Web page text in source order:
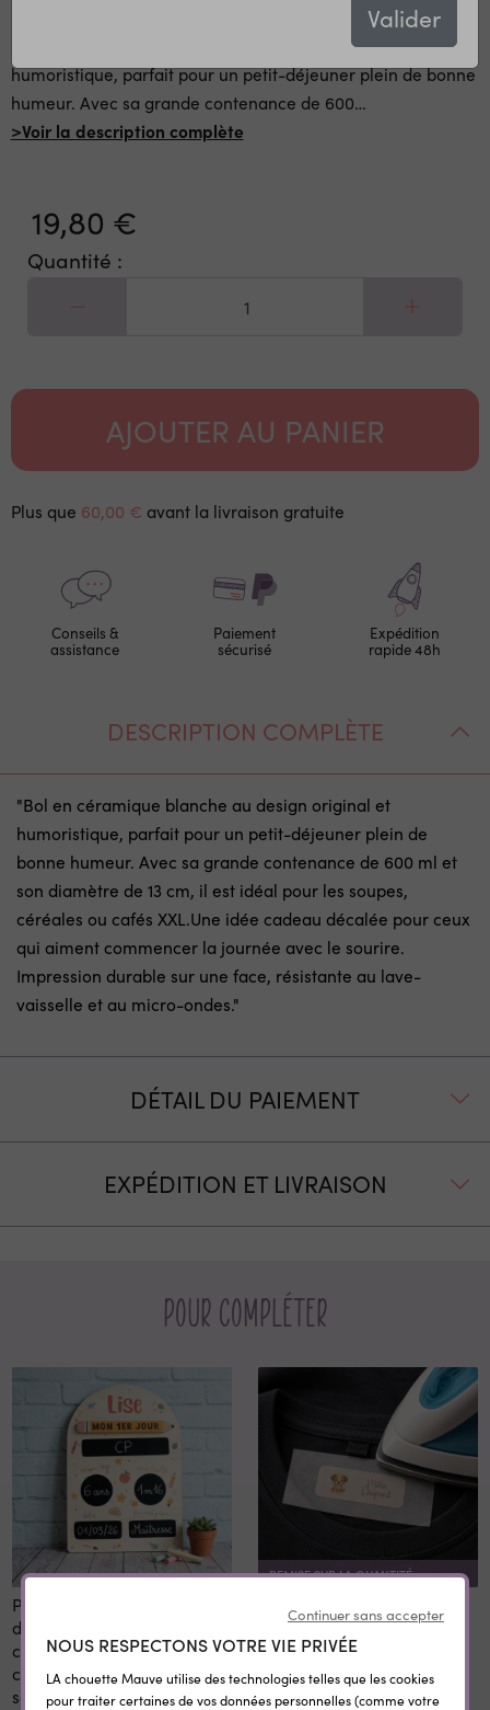
Valider
""Bol en céramique blanche au design original et
humoristique, parfait pour un petit-déjeuner plein de bonne
humeur. Avec sa grande contenance de 600…
>Voir la description complète
19,80 €
Quantité :
AJOUTER AU PANIER
Plus que 60,00 € avant la livraison gratuite
Conseils &
assistance
Paiement
sécurisé
Expédition
rapide 48h
DESCRIPTION COMPLÈTE
"Bol en céramique blanche au design original et
humoristique, parfait pour un petit-déjeuner plein de
bonne humeur. Avec sa grande contenance de 600 ml et
son diamètre de 13 cm, il est idéal pour les soupes,
céréales ou cafés XXL.Une idée cadeau décalée pour ceux
qui aiment commencer la journée avec le sourire.
Impression durable sur une face, résistante au lave-
vaisselle et au micro-ondes."
DÉTAIL DU PAIEMENT
EXPÉDITION ET LIVRAISON
Pour compléter
Panneau 1er et dernier jour
d'école personnalisé 20x28
cm en bois réutilisable avec
craie prénom rentrée
scolaire
REMISE SUR LA QUANTITÉ
personnalisées
thermocollantes Little Wild
Continuer sans accepter
NOUS RESPECTONS VOTRE VIE PRIVÉE
LA chouette Mauve utilise des technologies telles que les cookies
pour traiter certaines de vos données personnelles (comme votre